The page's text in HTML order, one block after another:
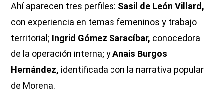
Ahí aparecen tres perfiles: Sasil de León Villard,
con experiencia en temas femeninos y trabajo
territorial; Ingrid Gómez Saracíbar, conocedora
de la operación interna; yAnais Burgos
Hernández, identificada con la narrativa popular
de Morena.